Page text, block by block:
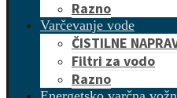
Razno
Varčevanje vode
ČISTILNE
Filtri za vodo
Razno